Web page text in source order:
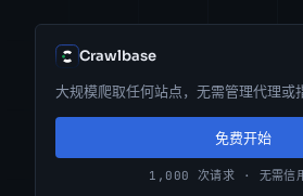
Crawlbase
大规模爬取任何站点，无需管理代理或
免费开始
1,000 次请求 · 无需信